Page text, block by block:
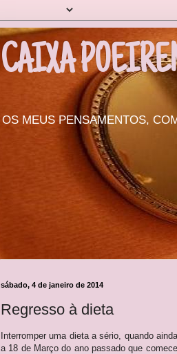
CAIXA
OS MEUS PENSAMENTOS,
sábado, 4 de janeiro de 2014
Regresso à dieta
Interromper uma dieta a sério, quando
a 18 de Março do ano passado que